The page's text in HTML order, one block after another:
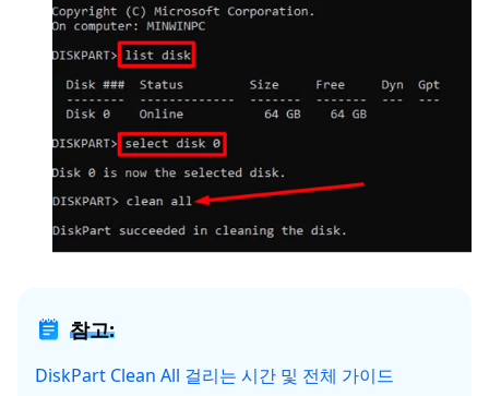
참고:
DiskPart Clean All 걸리는 시간 및 전체 가이드